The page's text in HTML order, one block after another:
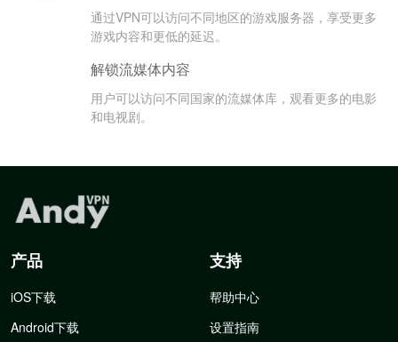
通过VPN可以访问不同地区的游戏服务器，享受更多
游戏内容和更低的延迟。
解锁流媒体内容
用户可以访问不同国家的流媒体库，观看更多的电影
和电视剧。
产品
iOS下载
Android下载
支持
帮助中心
设置指南